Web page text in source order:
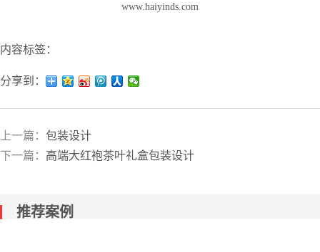
www.haiyinds.com
内容标签：
分享到：
上一篇： 包装设计
下一篇： 高端大红袍茶叶礼盒包装设计
推荐案例